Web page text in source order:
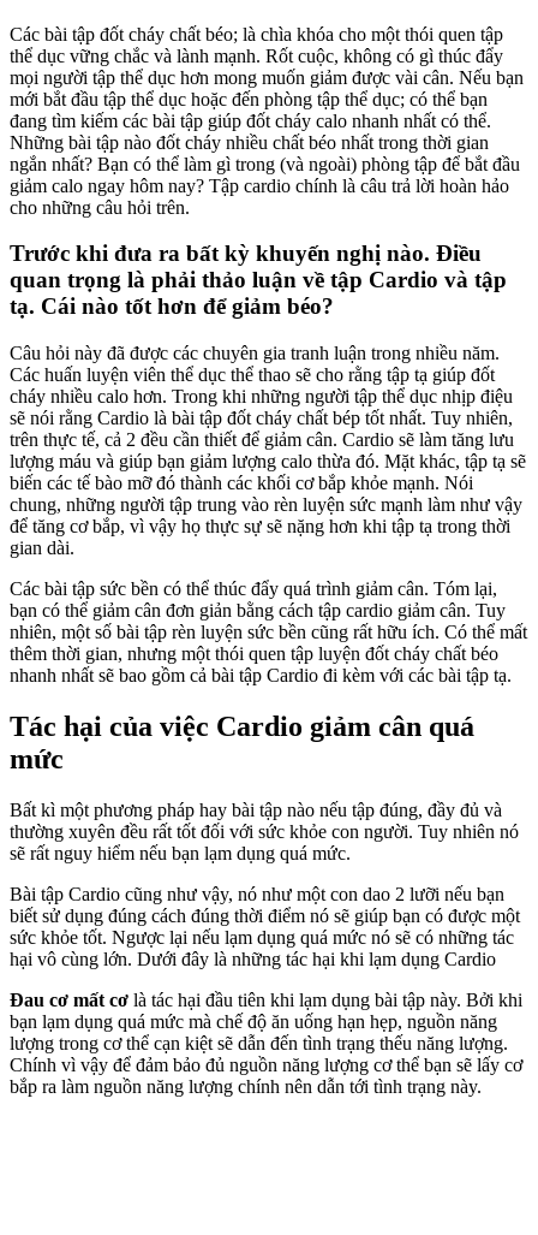
Các bài tập đốt cháy chất béo; là chìa khóa cho một thói quen tập
thể dục vững chắc và lành mạnh. Rốt cuộc, không có gì thúc đẩy
mọi người tập thể dục hơn mong muốn giảm được vài cân. Nếu bạn
mới bắt đầu tập thể dục hoặc đến phòng tập thể dục; có thể bạn
đang tìm kiếm các bài tập giúp đốt cháy calo nhanh nhất có thể.
Những bài tập nào đốt cháy nhiều chất béo nhất trong thời gian
ngắn nhất? Bạn có thể làm gì trong (và ngoài) phòng tập để bắt đầu
giảm calo ngay hôm nay? Tập cardio chính là câu trả lời hoàn hảo
cho những câu hỏi trên.
Trước khi đưa ra bất kỳ khuyến nghị nào. Điều
quan trọng là phải thảo luận về tập Cardio và tập
tạ. Cái nào tốt hơn để giảm béo?
Câu hỏi này đã được các chuyên gia tranh luận trong nhiều năm.
Các huấn luyện viên thể dục thể thao sẽ cho rằng tập tạ giúp đốt
cháy nhiều calo hơn. Trong khi những người tập thể dục nhịp điệu
sẽ nói rằng Cardio là bài tập đốt cháy chất bép tốt nhất. Tuy nhiên,
trên thực tế, cả 2 đều cần thiết để giảm cân. Cardio sẽ làm tăng lưu
lượng máu và giúp bạn giảm lượng calo thừa đó. Mặt khác, tập tạ sẽ
biến các tế bào mỡ đó thành các khối cơ bắp khỏe mạnh. Nói
chung, những người tập trung vào rèn luyện sức mạnh làm như vậy
để tăng cơ bắp, vì vậy họ thực sự sẽ nặng hơn khi tập tạ trong thời
gian dài.
Các bài tập sức bền có thể thúc đẩy quá trình giảm cân. Tóm lại,
bạn có thể giảm cân đơn giản bằng cách tập cardio giảm cân. Tuy
nhiên, một số bài tập rèn luyện sức bền cũng rất hữu ích. Có thể mất
thêm thời gian, nhưng một thói quen tập luyện đốt cháy chất béo
nhanh nhất sẽ bao gồm cả bài tập Cardio đi kèm với các bài tập tạ.
Tác hại của việc Cardio giảm cân quá
mức
Bất kì một phương pháp hay bài tập nào nếu tập đúng, đầy đủ và
thường xuyên đều rất tốt đối với sức khỏe con người. Tuy nhiên nó
sẽ rất nguy hiểm nếu bạn lạm dụng quá mức.
Bài tập Cardio cũng như vậy, nó như một con dao 2 lưỡi nếu bạn
biết sử dụng đúng cách đúng thời điểm nó sẽ giúp bạn có được một
sức khỏe tốt. Ngược lại nếu lạm dụng quá mức nó sẽ có những tác
hại vô cùng lớn. Dưới đây là những tác hại khi lạm dụng Cardio
Đau cơ mất cơ là tác hại đầu tiên khi lạm dụng bài tập này. Bởi khi
bạn lạm dụng quá mức mà chế độ ăn uống hạn hẹp, nguồn năng
lượng trong cơ thể cạn kiệt sẽ dẫn đến tình trạng thếu năng lượng.
Chính vì vậy để đảm bảo đủ nguồn năng lượng cơ thể bạn sẽ lấy cơ
bắp ra làm nguồn năng lượng chính nên dẫn tới tình trạng này.